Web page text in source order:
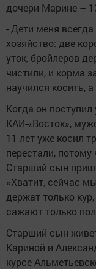
дочери Марине –
- Дети меня
хозяйство: две
уток, бройлеров
чистили, и корма
научился косить,
Когда он
КАИ-«Восток»,
11 лет уже косил
перестали,
Старший сын
«Хватит, сейчас
держат только
сажают только
Старший сын
Кариной и
курсе